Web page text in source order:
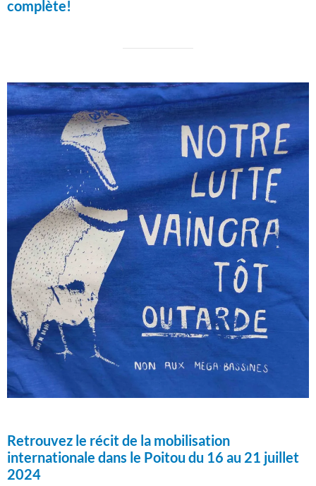
complète!
Retrouvez le récit de la mobilisation
internationale dans le Poitou du 16 au 21 juillet
2024